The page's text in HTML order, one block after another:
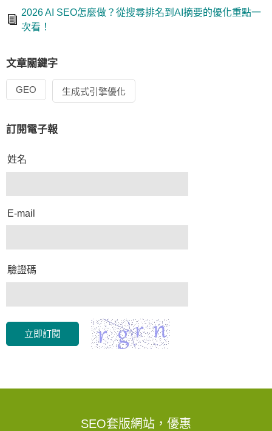
2026 AI SEO怎麼做？從搜尋排名到AI摘要的優化重點一
次看！
文章關鍵字
GEO 生成式引擎優化
訂閱電子報
姓名
E-mail
驗證碼
立即訂閱
SEO套版網站，優惠